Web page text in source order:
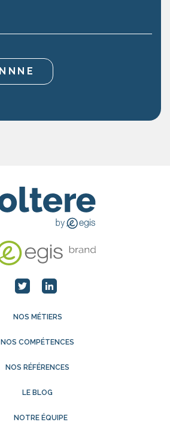
NOS MÉTIERS
NOS COMPÉTENCES
NOS RÉFÉRENCES
LE BLOG
NOTRE ÉQUIPE